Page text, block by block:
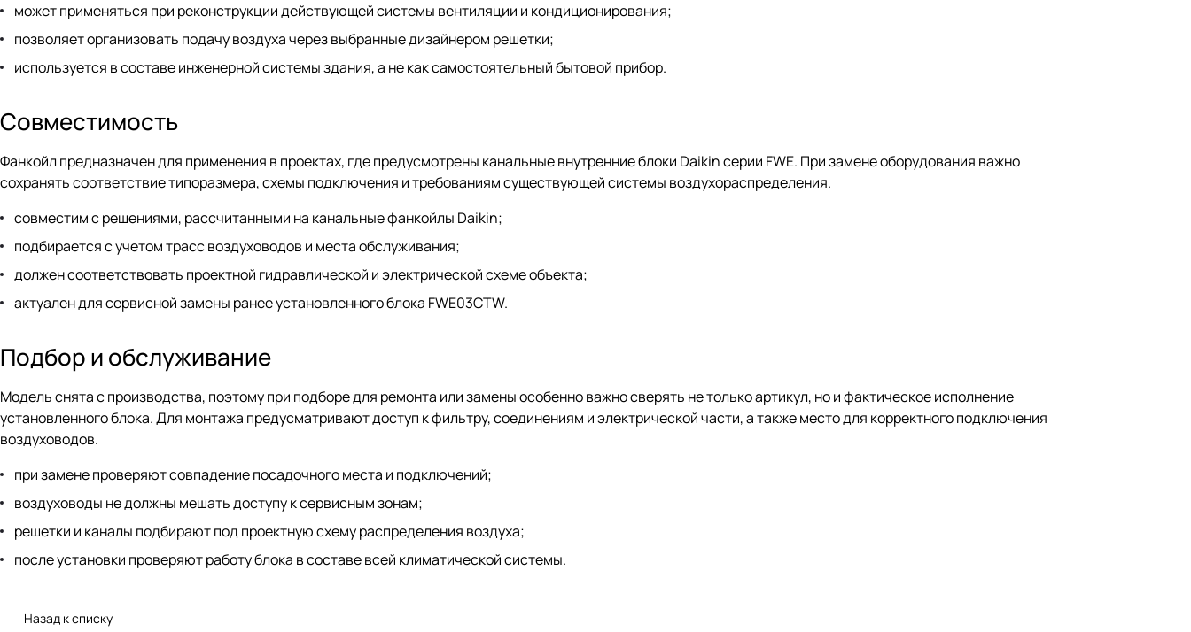
может применяться при реконструкции действующей системы вентиляции и кондиционирования;
позволяет организовать подачу воздуха через выбранные дизайнером решетки;
используется в составе инженерной системы здания, а не как самостоятельный бытовой прибор.
Совместимость
Фанкойл предназначен для применения в проектах, где предусмотрены канальные внутренние блоки Daikin серии FWE. При замене оборудования важно
сохранять соответствие типоразмера, схемы подключения и требованиям существующей системы воздухораспределения.
совместим с решениями, рассчитанными на канальные фанкойлы Daikin;
подбирается с учетом трасс воздуховодов и места обслуживания;
должен соответствовать проектной гидравлической и электрической схеме объекта;
актуален для сервисной замены ранее установленного блока FWE03CTW.
Подбор и обслуживание
Модель снята с производства, поэтому при подборе для ремонта или замены особенно важно сверять не только артикул, но и фактическое исполнение
установленного блока. Для монтажа предусматривают доступ к фильтру, соединениям и электрической части, а также место для корректного подключения
воздуховодов.
при замене проверяют совпадение посадочного места и подключений;
воздуховоды не должны мешать доступу к сервисным зонам;
решетки и каналы подбирают под проектную схему распределения воздуха;
после установки проверяют работу блока в составе всей климатической системы.
Назад к списку